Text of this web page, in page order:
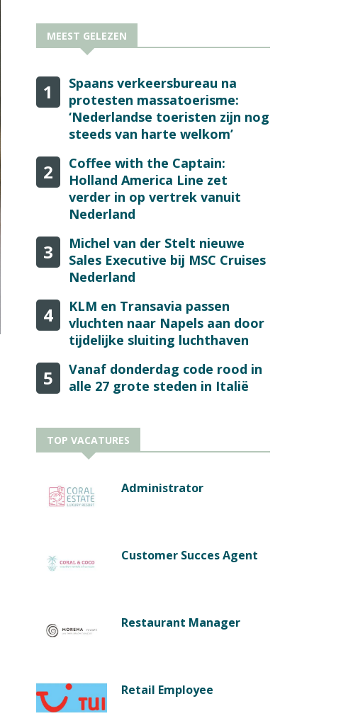
MEEST GELEZEN
1
Spaans verkeersbureau na
protesten massatoerisme:
‘Nederlandse toeristen zijn nog
steeds van harte welkom’
2
Coffee with the Captain:
Holland America Line zet
verder in op vertrek vanuit
Nederland
3
Michel van der Stelt nieuwe
Sales Executive bij MSC Cruises
Nederland
4
KLM en Transavia passen
vluchten naar Napels aan door
tijdelijke sluiting luchthaven
5
Vanaf donderdag code rood in
alle 27 grote steden in Italië
TOP VACATURES
Administrator
Customer Succes Agent
Restaurant Manager
Retail Employee